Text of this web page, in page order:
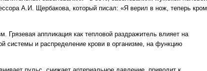
А.И. Щербакова, который писал: «Я верил в нож, теперь
Грязевая аппликация как тепловой раздражитель влияет на
системы и распределение крови в организме, на функцию